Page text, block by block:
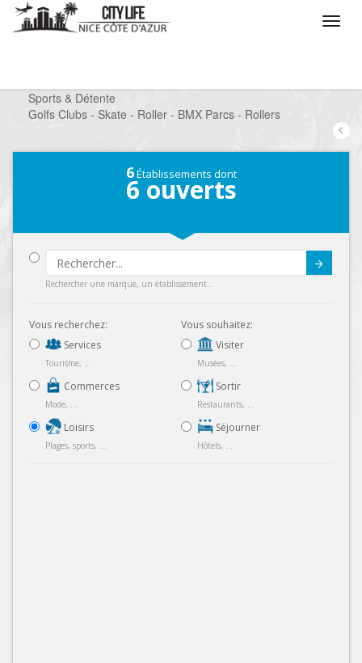
Sports & Détente
/
Golfs Clubs - Skate - Roller - BMX Parcs - Rollers
6Établissements dont
6 ouverts
Rechercher une marque, un établissement...
Vous recherchez:
Services
Tourisme, ...
Commerces
Mode, ...
Loisirs
Plages, sports, ...
Vous souhaitez:
Visiter
Musées, ...
Sortir
Restaurants, ...
Séjourner
Hôtels, ...